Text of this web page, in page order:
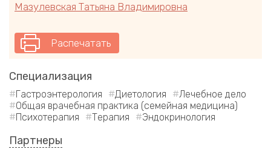
Мазулевская Татьяна Владимировна
Распечатать
Специализация
Гастроэнтерология Диетология
Лечебное дело
Общая врачебная практика (семейная медицина)
Психотерапия
Терапия Эндокринология
Партнеры